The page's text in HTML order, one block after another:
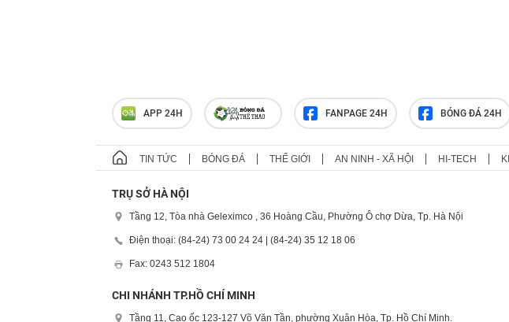
APP 24H FANPAGE 24H BÓNG ĐÁ 24H
TIN TỨC BÓNG ĐÁ THẾ GIỚI AN NINH - XÃ HỘI HI-TECH
TRỤ SỞ HÀ NỘI
Tầng 12, Tòa nhà Geleximco , 36 Hoàng Cầu, Phường Ô chợ Dừa, Tp. Hà Nội
Điện thoại: (84-24) 73 00 24 24 | (84-24) 35 12 18 06
Fax: 0243 512 1804
CHI NHÁNH TP.HỒ CHÍ MINH
Tầng 11, Cao ốc 123-127 Võ Văn Tần, phường Xuân Hòa, Tp. Hồ Chí Minh.